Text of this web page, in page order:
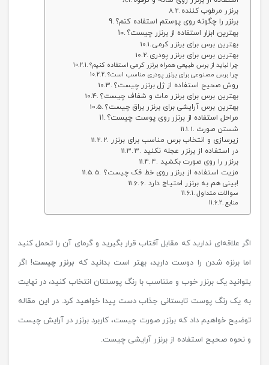
برنزر مرطوب کننده
برنزر را چگونه روی پوستم استفاده کنم؟
بهترین ابزار استفاده از برنزر چیست؟
بهترین برس برای برنزر کرمی
بهترین برس برای برنزر پودری
چرا نباید از برس طبیعی همراه برنزر کرمی استفاده کنیم؟
چرا برس مصنوعی برای برنزر پودری مناسب است؟
روش صحیح استفاده از ژل برنزر چیست؟
بهترین برس برای برنزر مات و شفاف چیست؟
بهترین برس آرایشی برای برنزر براق چیست؟
مراحل استفاده از برنزر روی پوست چیست؟
1. شستن صورت
2. زیرسازی و انتخاب برس مناسب برای برنزر
3. در استفاده از برنزر عجله نکنید
4. برنزر را روی صورت بکشید
5. مزیت استفاده از برنزر روی خط فک چیست؟
6. بینی هم به برنزر احتیاج دارد!
سوالات متداول
منابع
اگر علاقه‌ای ندارید که مقابل آفتاب قرار بگیرید و گرمای آن را تحمل کنید
اما برنزه شدن را دوست دارید، بهتر است بدانید که برنزر چیست! اگر
بتوانید یک برنزر خوب و متناسب با رنگ پوستتان انتخاب کنید، در نهایت
به یک رنگ پوست تابستانی جذاب دست پیدا خواهید کرد. در این مقاله
توضیح خواهیم داد که برنزر صورت چیست، کاربرد برنزر در آرایش چیست
و نحوه صحیح استفاده از برنزر آرایشی چیست.